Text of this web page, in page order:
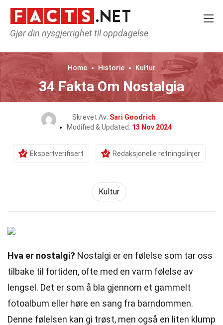
Gjør din nysgjerrighet til oppdagelse
Home Historie Kultur
34 Fakta Om Nostalgia
Skrevet Av: Sari Goodrich
Modified & Updated: 13 Nov 2024
Ekspertverifisert Redaksjonelle retningslinjer
Kultur
Hva er nostalgi? Nostalgi er en følelse som tar oss
tilbake til fortiden, ofte med en varm følelse av
lengsel. Det er som å bla gjennom et gammelt
fotoalbum eller høre en sang fra barndommen.
Denne følelsen kan gi trøst, men også en liten klump